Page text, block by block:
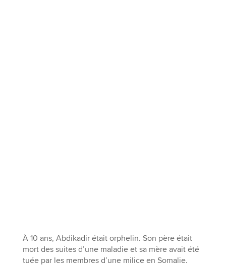
À 10 ans, Abdikadir était orphelin. Son père était
mort des suites d’une maladie et sa mère avait été
tuée par les membres d’une milice en Somalie.